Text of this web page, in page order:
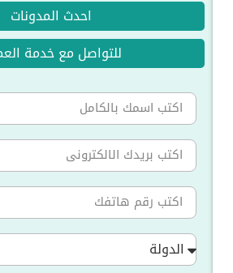
احدث المدونات
للتواصل مع خدمة العملاء
الدولة